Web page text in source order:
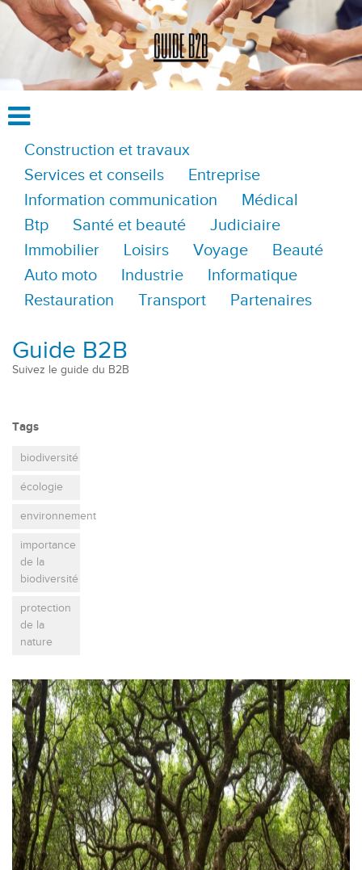
Construction et travaux
Services et conseils
Entreprise
Information communication
Médical
Btp
Santé et beauté
Judiciaire
Immobilier
Loisirs Voyage
Beauté
Auto moto
Industrie
Informatique
Restauration
Transport Partenaires
Guide B2B
Suivez le guide du B2B
Tags
biodiversité
écologie
environnement
importance
de la
biodiversité
protection
de la
nature